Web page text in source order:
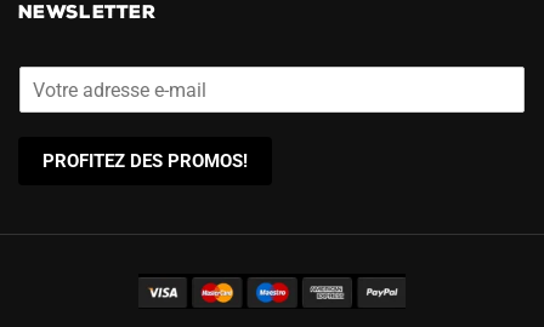
NEWSLETTER
PROFITEZ DES PROMOS!